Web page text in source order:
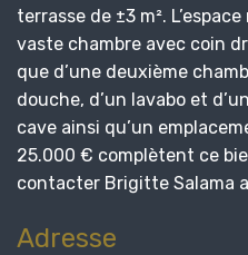
terrasse de ±3 m².
vaste chambre avec coin
que d’une deuxième
douche, d’un lavabo et
cave ainsi qu’un
25.000 € complètent ce
contacter Brigitte Salama
Adresse